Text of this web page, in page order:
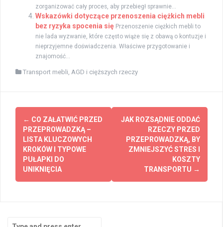
zorganizować cały proces, aby przebiegł sprawnie...
Wskazówki dotyczące przenoszenia ciężkich mebli
bez ryzyka spocenia się Przenoszenie ciężkich mebli to
nie lada wyzwanie, które często wiąże się z obawą o kontuzje i
nieprzyjemne doświadczenia. Właściwe przygotowanie i
znajomość...
Transport mebli, AGD i cięższych rzeczy
Post
navigation
← CO ZAŁATWIĆ PRZED
PRZEPROWADZKĄ –
LISTA KLUCZOWYCH
KROKÓW I TYPOWE
PUŁAPKI DO
UNIKNIĘCIA
JAK ROZSĄDNIE ODDAĆ
RZECZY PRZED
PRZEPROWADZKĄ, BY
ZMNIEJSZYĆ STRES I
KOSZTY
TRANSPORTU →
Search